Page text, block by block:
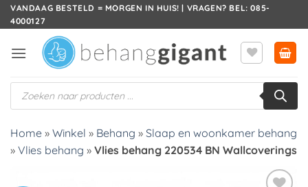
Ga
naar
VANDAAG BESTELD = MORGEN IN HUIS! | VRAGEN? BEL: 085-
4000127
Producten
zoeken
Home » Winkel » Behang » Slaap en woonkamer behang
» Vlies behang » Vlies behang 220534 BN Wallcoverings